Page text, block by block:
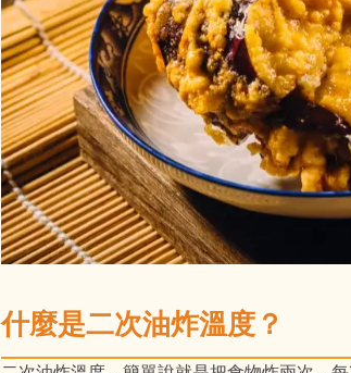
什麼是二次油炸溫度？